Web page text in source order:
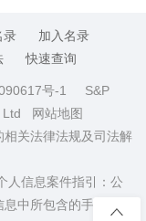
录
加入名录
快速查询
号-1
S&P
Ltd
网站地图
关法律法规及司法解
人信息案件指引：公
中所包含的手机、电